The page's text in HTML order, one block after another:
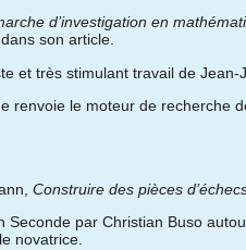
d’investigation en
son article.
et très stimulant travail de
renvoie le moteur de recherche
Construire des pièces
Seconde par Christian Buso
novatrice.